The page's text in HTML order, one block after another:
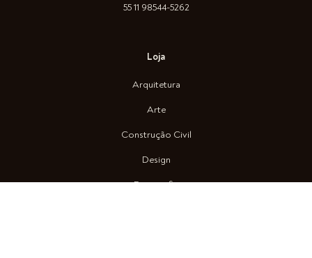
55 11 98544-5262
Loja
Arquitetura
Arte
Construção Civil
Design
Fotografia